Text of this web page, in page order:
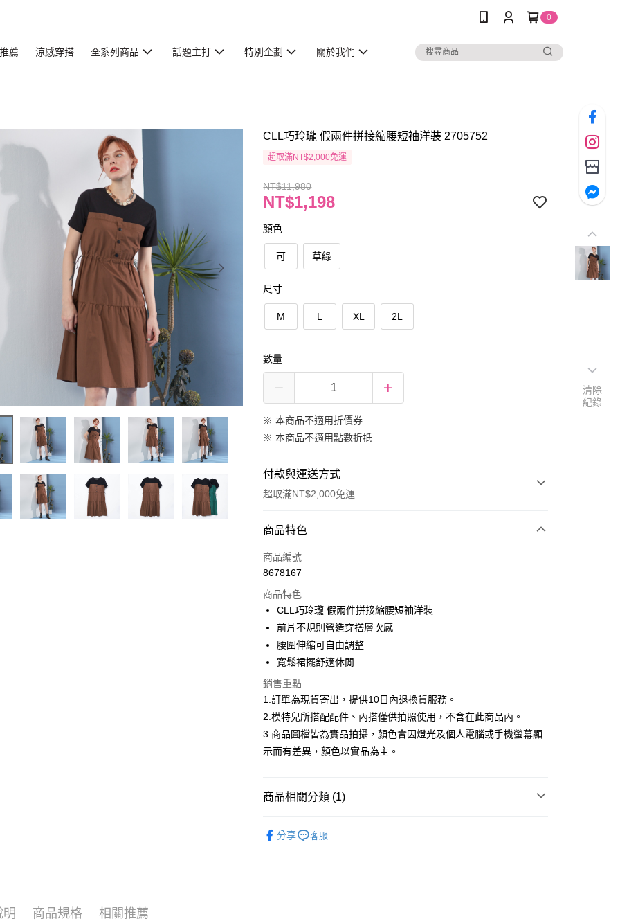
0
薦 涼感穿搭 全系列商品 話題主打 特別企劃 關於我們
CLL巧玲瓏 假兩件拼接縮腰短袖洋裝 2705752
超取滿NT$2,000免運
NT$11,980
NT$1,198
顏色
可 草綠
尺寸
M L XL 2L
數量
※ 本商品不適用折價券
※ 本商品不適用點數折抵
付款與運送方式
超取滿NT$2,000免運
付款方式
信用卡一次付款
3 期 0 利率 每期NT$399
合作金庫商業銀行
華南商業銀行
國泰世華商業銀行
臺灣中小企業銀行
匯豐（台灣）商業銀行
華泰商業銀行
聯邦商業銀行
遠東國際商業銀行
玉山商業銀行
星展（台灣）商業銀行
台新國際商業銀行
超商取貨付款
Apple Pay
街口支付
悠遊付
Google Pay
相關說明
2.付款方式選擇「大哥付你分期」，訂單成立後會自動跳轉到大哥付的交易
相關說明
商品特色
商品編號
8678167
商品特色
CLL巧玲瓏 假兩件拼接縮腰短袖洋裝
前片不規則營造穿搭層次感
腰圍伸縮可自由調整
寬鬆裙擺舒適休閒
銷售重點
1.訂單為現貨寄出，提供10日內退換貨服務。
2.模特兒所搭配配件、內搭僅供拍照使用，不含在此商品內。
3.商品圖檔皆為實品拍攝，顏色會因燈光及個人電腦或手機螢幕顯
示而有差異，顏色以實品為主。
商品相關分類 (1)
分享
客服
明 商品規格 相關推薦
清除
紀錄